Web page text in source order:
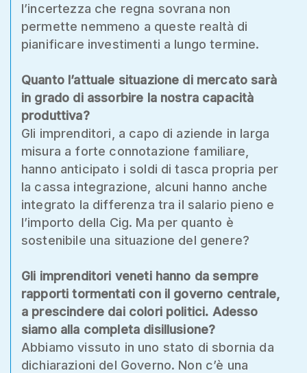
l’incertezza che regna sovrana non
permette nemmeno a queste realtà di
pianificare investimenti a lungo termine.
Quanto l’attuale situazione di mercato sarà
in grado di assorbire la nostra capacità
produttiva?
Gli imprenditori, a capo di aziende in larga
misura a forte connotazione familiare,
hanno anticipato i soldi di tasca propria per
la cassa integrazione, alcuni hanno anche
integrato la differenza tra il salario pieno e
l’importo della Cig. Ma per quanto è
sostenibile una situazione del genere?
Gli imprenditori veneti hanno da sempre
rapporti tormentati con il governo centrale,
a prescindere dai colori politici. Adesso
siamo alla completa disillusione?
Abbiamo vissuto in uno stato di sbornia da
dichiarazioni del Governo. Non c’è una